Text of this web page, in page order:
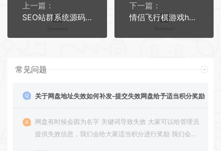
上一篇：
SEO站群系统源码 免授权版 单页关键词排名网站源码
下一篇：
情侣飞行棋游戏h5源码带uniapp
常见问题
关于网盘地址失效如何补发-提交失效网盘给予适当积分奖励
网盘有时候会因为名字 关键词导致失效 大家可以给管理员
提供失效信息，我们会给大家适当积分进行奖励 我们会第